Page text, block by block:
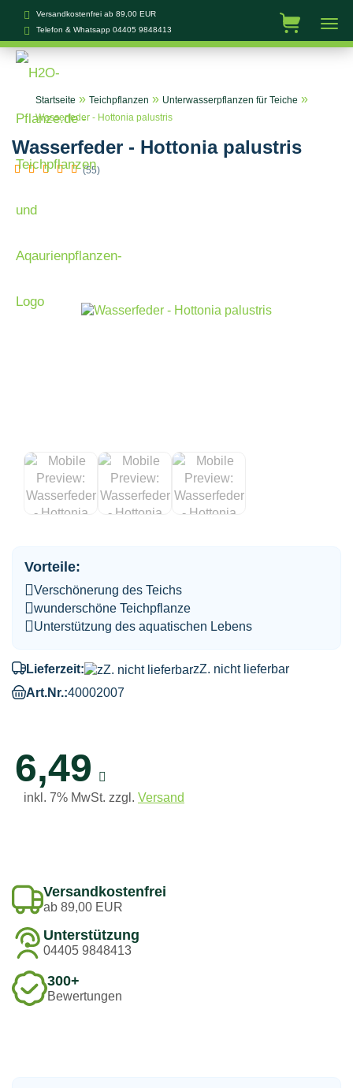
Versandkostenfrei ab 89,00 EUR
Telefon & Whatsapp 04405 9848413
Startseite » Teichpflanzen » Unterwasserpflanzen für Teiche »
Wasserfeder - Hottonia palustris
Wasserfeder - Hottonia palustris
(55)
Vorteile:
Verschönerung des Teichs
wunderschöne Teichpflanze
Unterstützung des aquatischen Lebens
Lieferzeit:
zZ. nicht lieferbar
Art.Nr.:40002007
6,49
inkl. 7% MwSt. zzgl. Versand
Versandkostenfrei
ab 89,00 EUR
Unterstützung
04405 9848413
300+
Bewertungen